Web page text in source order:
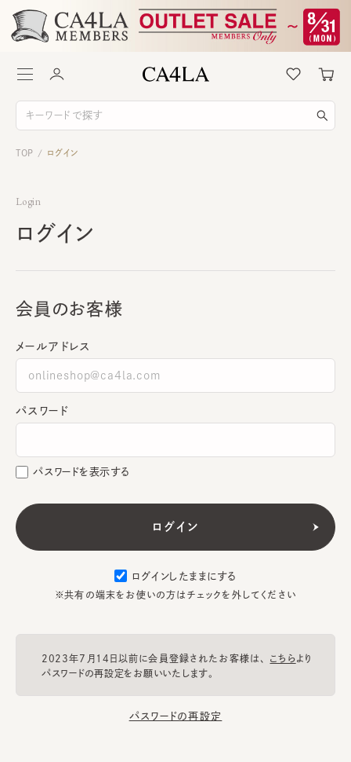
TOP / ログイン
Login
ログイン
会員のお客様
メールアドレス
パスワード
パスワードを表示する
ログインしたままにする
※共有の端末をお使いの方はチェックを外してください
2023年7月14日以前に会員登録されたお客様は、 こちらより
パスワードの再設定をお願いいたします。
パスワードの再設定